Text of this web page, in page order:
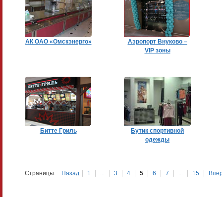
АК ОАО «Омскэнерго»
Аэропорт Внуково –
VIP зоны
Битте Гриль
Бутик спортивной
одежды
Страницы: Назад 1 ... 3 4 5 6 7 ... 15